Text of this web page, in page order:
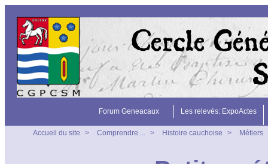
Forum Geneacaux Les relevés: ExpoActes
Accueil du site > Comprendre ... > Histoire cauchoise > Métiers